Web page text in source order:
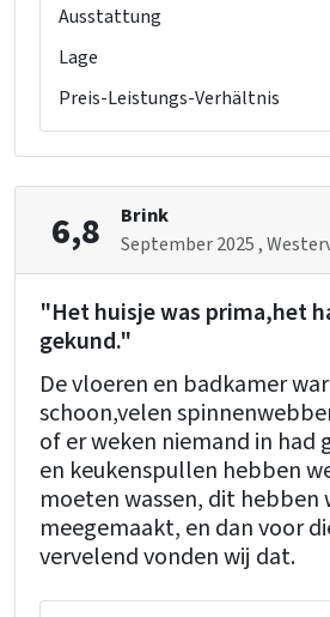
Ausstattung
Lage
Preis-Leistungs-Verhältnis
6,8
Brink
September 2025,
"Het huisje was prima,het
gekund."
De vloeren en badkamer
schoon,velen
of er weken niemand in had
en keukenspullen hebben
moeten wassen, dit hebben
meegemaakt, en dan voor
vervelend vonden wij dat.